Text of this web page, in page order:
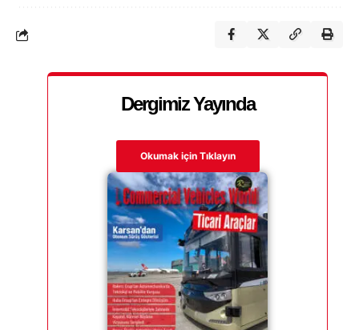
Dergimiz Yayında
Okumak için Tıklayın